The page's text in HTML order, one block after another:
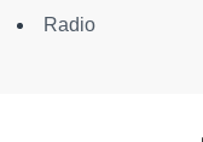
Radio